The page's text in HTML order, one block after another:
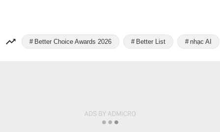
Better Choice Awards 2026 Better List nhạc AI